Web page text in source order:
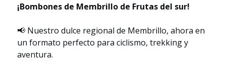
¡Bombones de Membrillo de Frutas del sur!
📢 Nuestro dulce regional de Membrillo, ahora en
un formato perfecto para ciclismo, trekking y
aventura.